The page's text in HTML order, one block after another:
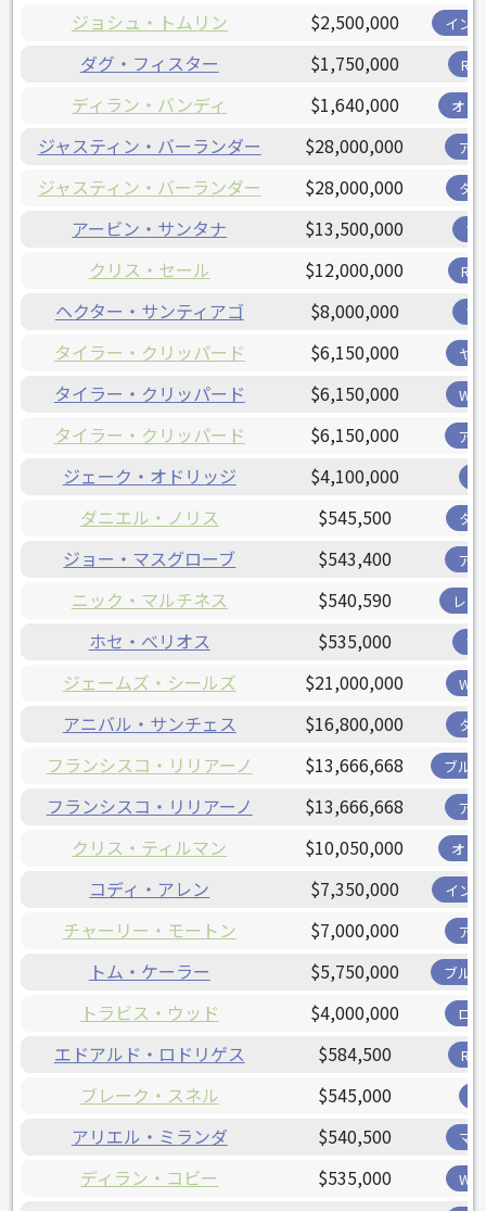
ジョシュ・トムリン $2,500,000 イン
ダグ・フィスター $1,750,000 R
ディラン・バンディ $1,640,000 オリ
ジャスティン・バーランダー $28,000,000 ア
ジャスティン・バーランダー $28,000,000 タ
アービン・サンタナ $13,500,000 ツ
クリス・セール $12,000,000 R
ヘクター・サンティアゴ $8,000,000 ツ
タイラー・クリッパード $6,150,000 ヤ
タイラー・クリッパード $6,150,000 W
タイラー・クリッパード $6,150,000 ア
ジェーク・オドリッジ $4,100,000
ダニエル・ノリス $545,500 タ
ジョー・マスグローブ $543,400 ア
ニック・マルチネス $540,590 レン
ホセ・べリオス $535,000 ツ
ジェームズ・シールズ $21,000,000 W
アニバル・サンチェス $16,800,000 タ
フランシスコ・リリアーノ $13,666,668 ブル
フランシスコ・リリアーノ $13,666,668 ア
クリス・ティルマン $10,050,000 オリ
コディ・アレン $7,350,000 イン
チャーリー・モートン $7,000,000 ア
トム・ケーラー $5,750,000 ブル
トラビス・ウッド $4,000,000 ロ
エドアルド・ロドリゲス $584,500 R
ブレーク・スネル $545,000
アリエル・ミランダ $540,500 マ
ディラン・コビー $535,000 W